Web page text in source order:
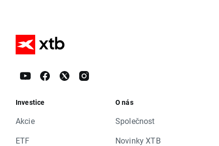
Investice
Akcie
ETF
O nás
Společnost
Novinky XTB